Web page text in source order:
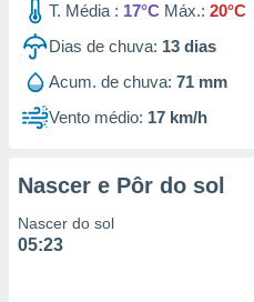
T. Média : 17°C Máx.: 20°C
Dias de chuva: 13 dias
Acum. de chuva: 71 mm
Vento médio: 17 km/h
Nascer e Pôr do sol
Nascer do sol
05:23